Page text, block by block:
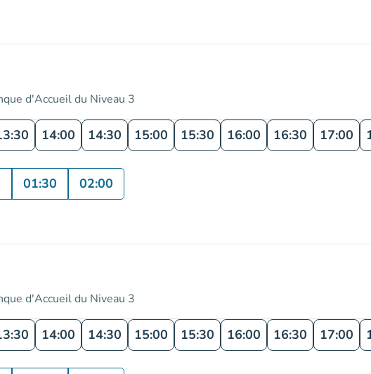
d'Accueil du Niveau 3
14:00 14:30 15:00 15:30 16:00 16:30 17:00
01:30 02:00
d'Accueil du Niveau 3
14:00 14:30 15:00 15:30 16:00 16:30 17:00